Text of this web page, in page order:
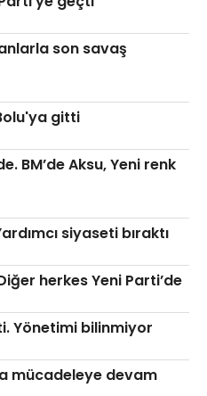
son savaş
gitti
BM’de Aksu, Yeni renk
siyaseti bıraktı
herkes Yeni Parti’de
Yönetimi bilinmiyor
mücadeleye devam